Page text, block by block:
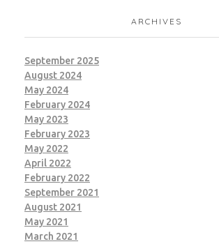
ARCHIVES
September 2025
August 2024
May 2024
February 2024
May 2023
February 2023
May 2022
April 2022
February 2022
September 2021
August 2021
May 2021
March 2021